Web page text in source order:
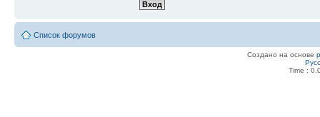
Список форумов
Создано на основе
Time :